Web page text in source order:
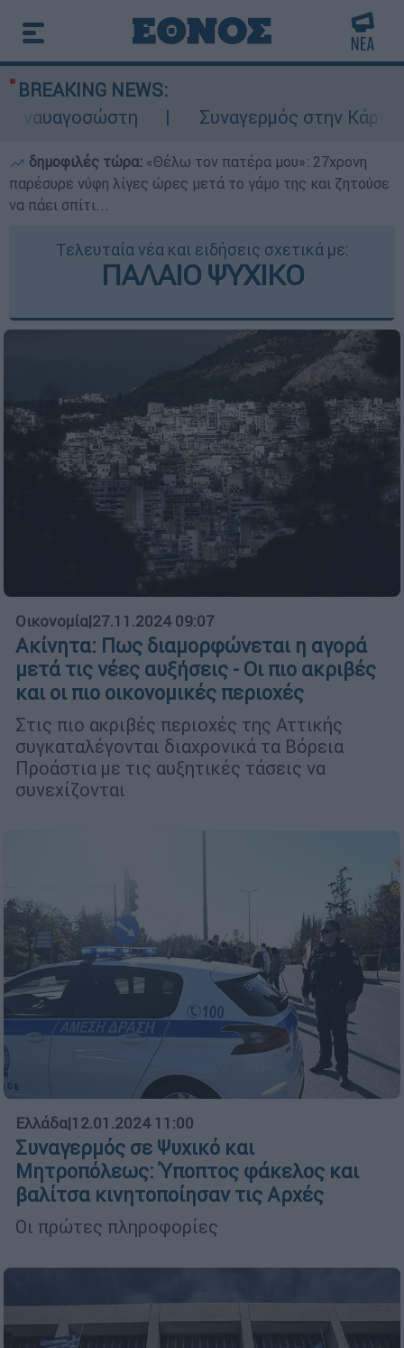
BREAKING NEWS:
Συναγερμός στην Κάρπαθο:
δημοφιλές τώρα: «Θέλω τον πατέρα μου»: 27χρονη
παρέσυρε νύφη λίγες ώρες μετά το γάμο της και ζητούσε
να πάει σπίτι...
Τελευταία νέα και ειδήσεις σχετικά με:
ΠΑΛΑΙΟ ΨΥΧΙΚΟ
Οικονομία|27.11.2024 09:07
Ακίνητα: Πως διαμορφώνεται η αγορά
μετά τις νέες αυξήσεις - Οι πιο ακριβές
και οι πιο οικονομικές περιοχές
Στις πιο ακριβές περιοχές της Αττικής
συγκαταλέγονται διαχρονικά τα Βόρεια
Προάστια με τις αυξητικές τάσεις να
συνεχίζονται
Ελλάδα|12.01.2024 11:00
Συναγερμός σε Ψυχικό και
Μητροπόλεως: Ύποπτος φάκελος και
βαλίτσα κινητοποίησαν τις Αρχές
Οι πρώτες πληροφορίες